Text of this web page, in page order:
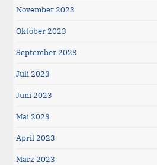
November 2023
Oktober 2023
September 2023
Juli 2023
Juni 2023
Mai 2023
April 2023
März 2023